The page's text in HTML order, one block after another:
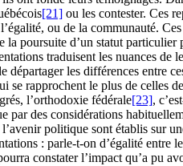
[21] ou les contester. Ces
ou de la communauté.
la poursuite d’un statut
traduisent les nuances
départager les différences entre
se rapprochent le plus de celles
l’orthodoxie fédérale[23],
par des considérations
politique sont établis sur
: parle-t-on d’égalité
constater l’impact qu’a pu